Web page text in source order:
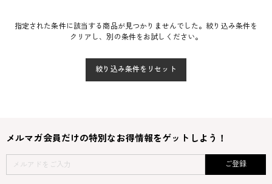
指定された条件に該当する商品が見つかりませんでした。絞り込み条件を
クリアし、別の条件をお試しください。
絞り込み条件をリセット
メルマガ会員だけの特別なお得情報をゲットしよう！
ご登録